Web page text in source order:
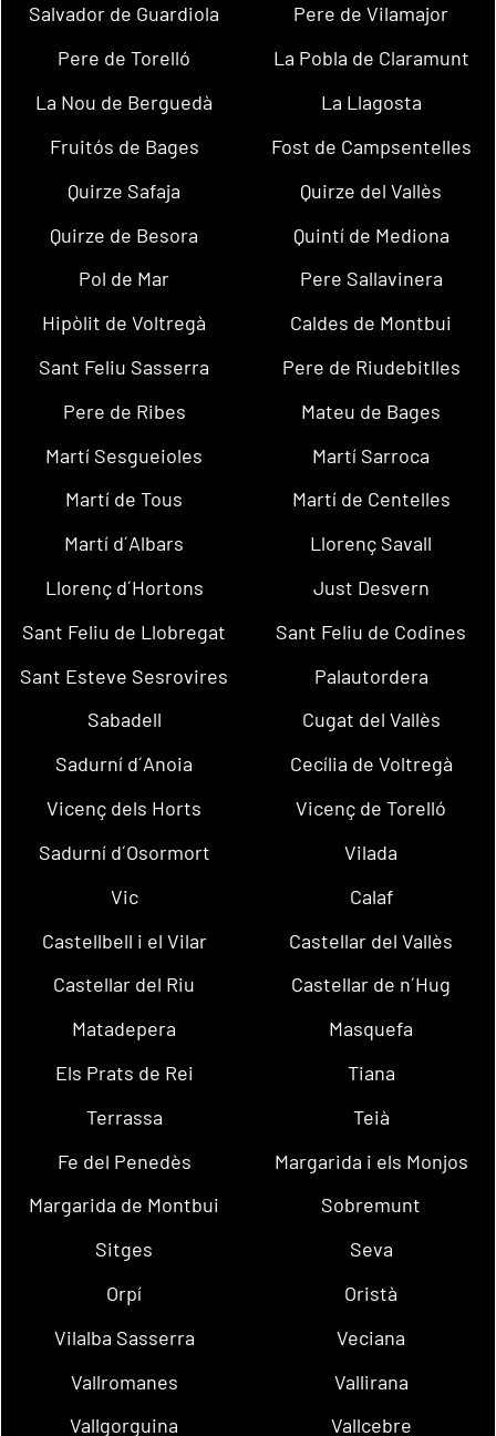
Salvador de Guardiola
Pere de Vilamajor
Pere de Torelló
La Pobla de Claramunt
La Nou de Berguedà
La Llagosta
Fruitós de Bages
Fost de Campsentelles
Quirze Safaja
Quirze del Vallès
Quirze de Besora
Quintí de Mediona
Pol de Mar
Pere Sallavinera
Hipòlit de Voltregà
Caldes de Montbui
Sant Feliu Sasserra
Pere de Riudebitlles
Pere de Ribes
Mateu de Bages
Martí Sesgueioles
Martí Sarroca
Martí de Tous
Martí de Centelles
Martí d´Albars
Llorenç Savall
Llorenç d´Hortons
Just Desvern
Sant Feliu de Llobregat
Sant Feliu de Codines
Sant Esteve Sesrovires
Palautordera
Sabadell
Cugat del Vallès
Sadurní d´Anoia
Cecília de Voltregà
Vicenç dels Horts
Vicenç de Torelló
Sadurní d´Osormort
Vilada
Vic
Calaf
Castellbell i el Vilar
Castellar del Vallès
Castellar del Riu
Castellar de n´Hug
Matadepera
Masquefa
Els Prats de Rei
Tiana
Terrassa
Teià
Fe del Penedès
Margarida i els Monjos
Margarida de Montbui
Sobremunt
Sitges
Seva
Orpí
Oristà
Vilalba Sasserra
Veciana
Vallromanes
Vallirana
Vallgorguina
Vallcebre